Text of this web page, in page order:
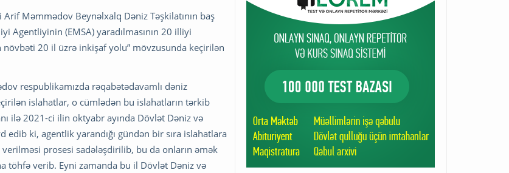
Məmmədov Beynəlxalq Dəniz Təşkilatının baş
Agentliyinin (EMSA) yaradılmasının 20 illiyi
növbəti 20 il üzrə inkişaf yolu” mövzusunda keçirilən
respublikamızda rəqabətədavamlı dəniz
islahatlar, o cümlədən bu islahatların tərkib
ilə 2021-ci ilin oktyabr ayında Dövlət Dəniz və
ki, agentlik yarandığı gündən bir sıra islahatlara
prosesi sadələşdirilib, bu da onların əmək
töhfə verib. Eyni zamanda bu il Dövlət Dəniz və